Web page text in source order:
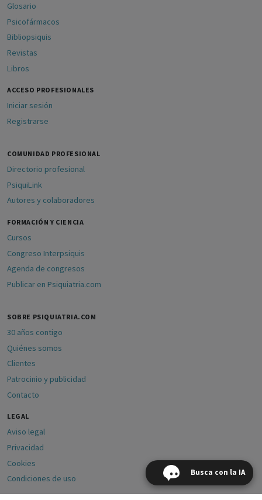
Busca con la IA
Glosario
Psicofármacos
Bibliopsiquis
Revistas
Libros
ACCESO PROFESIONALES
Iniciar sesión
Registrarse
COMUNIDAD PROFESIONAL
Directorio profesional
PsiquiLink
Autores y colaboradores
FORMACIÓN Y CIENCIA
Cursos
Congreso Interpsiquis
Agenda de congresos
Publicar en Psiquiatria.com
SOBRE PSIQUIATRIA.COM
30 años contigo
Quiénes somos
Clientes
Patrocinio y publicidad
Contacto
LEGAL
Aviso legal
Privacidad
Cookies
Condiciones de uso